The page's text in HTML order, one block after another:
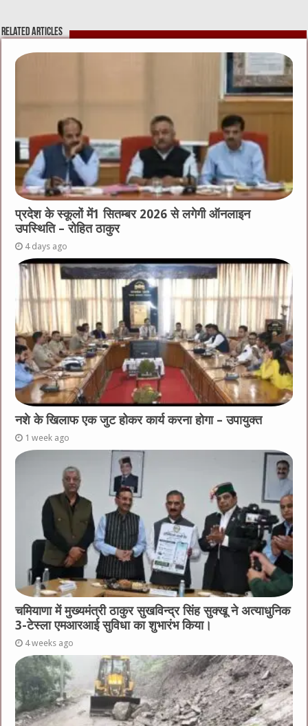
Related Articles
प्रदेश के स्कूलों में1 सितम्बर 2026 से लगेगी ऑनलाइन
उपस्थिति – रोहित ठाकुर
4 days ago
नशे के खिलाफ एक जुट होकर कार्य करना होगा – उपायुक्त
1 week ago
चमियाणा में मुख्यमंत्री ठाकुर सुखविन्द्र सिंह सुक्खू ने अत्याधुनिक
3-टेस्ला एमआरआई सुविधा का शुभारंभ किया।
4 weeks ago